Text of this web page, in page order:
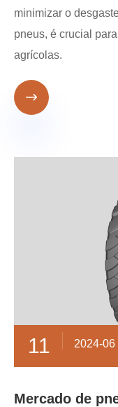
minimizar o
pneus, é crucial
agrícolas.

11 2024-06
Mercado de